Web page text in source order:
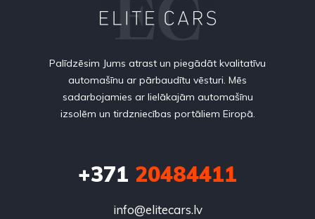
Palīdzēsim Jums atrast un piegādāt kvalitatīvu
automašīnu ar pārbaudītu vēsturi. Mēs
sadarbojamies ar lielākajām automašīnu
izsolēm un tirdzniecības portāliem Eiropā.
+371 20484411
info@elitecars.lv